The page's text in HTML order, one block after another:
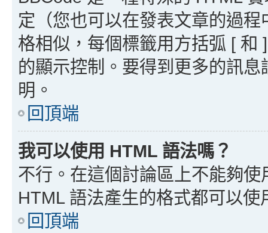
定（您也可以在發表文章的過
格相似，每個標籤用方括弧 [ 和
的顯示控制。要得到更多的訊
明。
回頂端
我可以使用 HTML 語法嗎？
不行。在這個討論區上不能夠
HTML 語法產生的格式都可以
回頂端